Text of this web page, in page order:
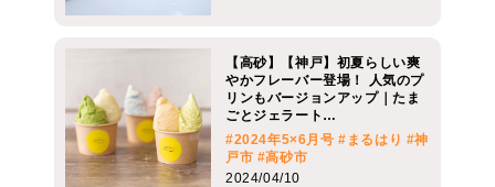
【高砂】【神戸】初夏らしい爽
やかフレーバー登場！ 人気のプ
リンもバージョンアップ｜たま
ごとジェラート…
#2024年5×6月号 #まるはり #神
戸市 #高砂市
2024/04/10